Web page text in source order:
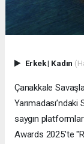
Erkek| Kadın
Çanakkale
saygın
Awards 2025’te